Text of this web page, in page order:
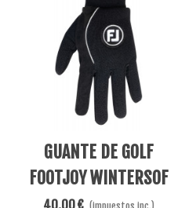
Añadir Al Carrito
GUANTE DE GOLF
FOOTJOY WINTERSOF